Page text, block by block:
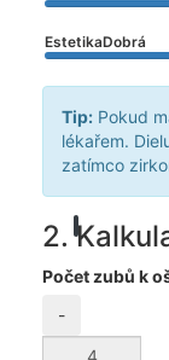
EstetikaDobrá
Tip: Pokud
lékařem.
zatímco
2.
Počet zubů k
-